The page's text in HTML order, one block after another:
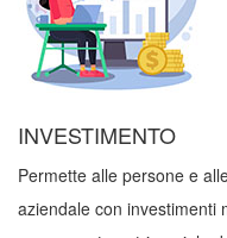
INVESTIMENTO
Permette alle persone e
aziendale con investimenti